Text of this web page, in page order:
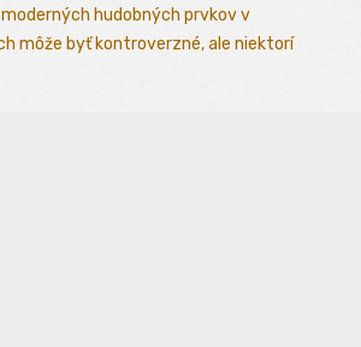
hudobných prvkov v
môže byť kontroverzné, ale niektorí